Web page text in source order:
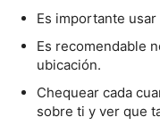
Es importante
Es recomendable
ubicación.
Chequear cada
sobre ti y ver que